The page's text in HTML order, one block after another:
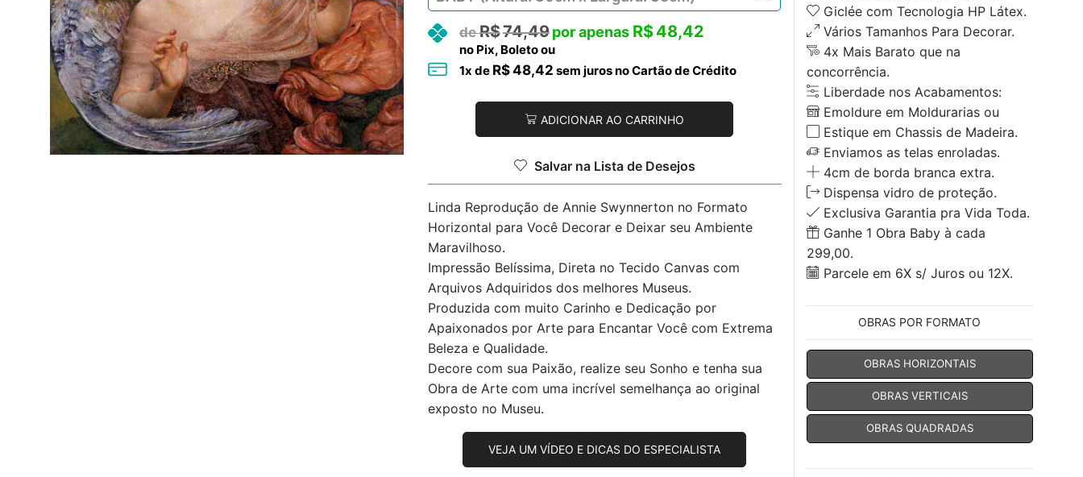
R$74,49 R$48,42
no Pix, Boleto ou
1x de R$48,42 sem juros no Cartão de Crédito
ADICIONAR AO CARRINHO
Salvar na Lista de Desejos
Linda Reprodução de Annie Swynnerton no Formato
Horizontal para Você Decorar e Deixar seu Ambiente
Maravilhoso.
Impressão Belíssima, Direta no Tecido Canvas com
Arquivos Adquiridos dos melhores Museus.
Produzida com muito Carinho e Dedicação por
Apaixonados por Arte para Encantar Você com Extrema
Beleza e Qualidade.
Decore com sua Paixão, realize seu Sonho e tenha sua
Obra de Arte com uma incrível semelhança ao original
exposto no Museu.
VEJA UM VÍDEO E DICAS DO ESPECIALISTA
Giclée com Tecnologia HP Látex.
Vários Tamanhos Para Decorar.
4x Mais Barato que na
concorrência.
Liberdade nos Acabamentos:
Emoldure em Moldurarias ou
Estique em Chassis de Madeira.
Enviamos as telas enroladas.
4cm de borda branca extra.
Dispensa vidro de proteção.
Exclusiva Garantia pra Vida Toda.
Ganhe 1 Obra Baby à cada
299,00.
Parcele em 6X s/ Juros ou 12X.
OBRAS POR FORMATO
OBRAS HORIZONTAIS
OBRAS VERTICAIS
OBRAS QUADRADAS